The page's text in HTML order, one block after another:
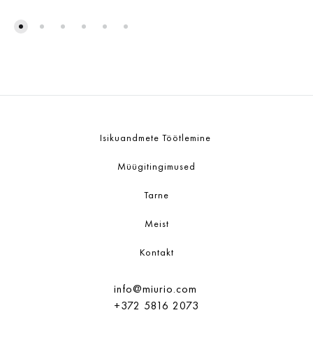
Isikuandmete Töötlemine
Müügitingimused
Tarne
Meist
Kontakt
info@miurio.com
+372 5816 2073